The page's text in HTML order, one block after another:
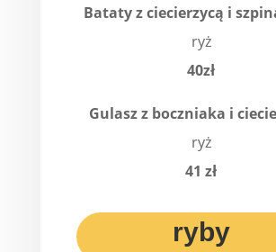
Bataty z ciecierzycą i
ryż
40zł
Gulasz z boczniaka i
ryż
41 zł
ryby